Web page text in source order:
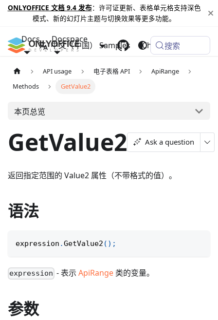
ONLYOFFICE 文档 9.4 发布：许可证更新、表格单元格支持深色
模式、新的幻灯片主题与切换效果等更多功能。
Docs Docspace
Samples Changelog
中文（中国） 搜索
API usage 电子表格 API
ApiRange
Methods
GetValue2
本页总览
GetValue2 Ask a question
返回指定范围的 Value2 属性（不带格式的值）。
语法
expression .GetValue2 ( ) ;
expression - 表示ApiRange 类的变量。
参数